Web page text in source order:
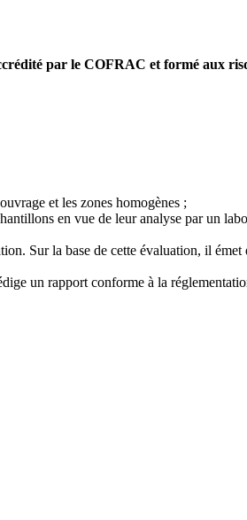
par le COFRAC et formé aux
et les zones homogènes ;
en vue de leur analyse par un
Sur la base de cette évaluation, il émet
un rapport conforme à la